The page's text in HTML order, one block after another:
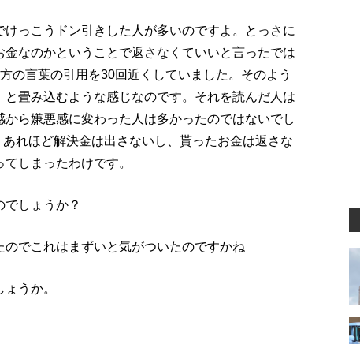
っこうドン引きした人が多いのですよ。とっさに
なのかということで返さなくていいと言ったでは
の言葉の引用を30回近くしていました。そのよう
畳み込むような感じなのです。それを読んだ人は
から嫌悪感に変わった人は多かったのではないでし
れほど解決金は出さないし、貰ったお金は返さな
しまったわけです。
しょうか？
でこれはまずいと気がついたのですかね
うか。